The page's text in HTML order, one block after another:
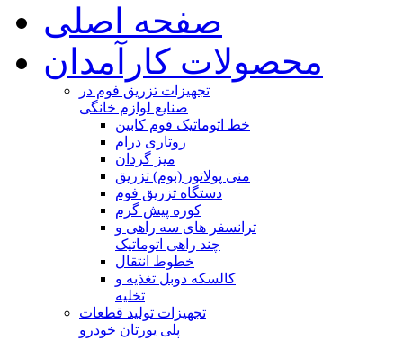
صفحه اصلی
محصولات کارآمدان
تجهیزات تزریق فوم در
صنایع لوازم خانگی
خط اتوماتیک فوم کابین
روتاری درام
میز گردان
منی پولاتور (بوم) تزریق
دستگاه تزریق فوم
کوره پیش گرم
ترانسفر های سه راهی و
چند راهی اتوماتیک
خطوط انتقال
کالسکه دوبل تغذیه و
تخلیه
تجهیزات تولید قطعات
پلی یورتان خودرو